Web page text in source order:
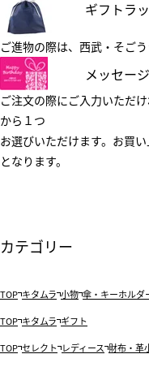
ギフトラ
ご進物の際は、西武・そご
メッセー
ご注文の際にご入力いただ
から１つ
お選びいただけます。お買
となります。
カテゴリー
TOP キタムラ 小物 傘・キーホルダ
TOP キタムラ ギフト
TOP セレクト レディース 財布・革